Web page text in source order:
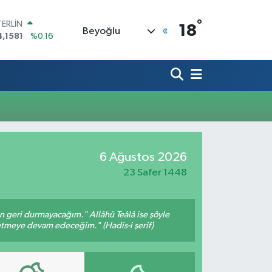
%0.16
%4.44
%0.08
Beyoğlu 18°
6 Ağustos 2026
23 Safer 1448
geri durmayacağım." Allâhü Teâlâ ise şöyle
devam edeceğim." (Hadis-i şerif)